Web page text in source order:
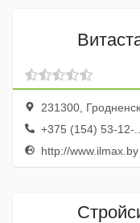
231300,
+375 (154) 53-12-...
http://www.ilmax.by